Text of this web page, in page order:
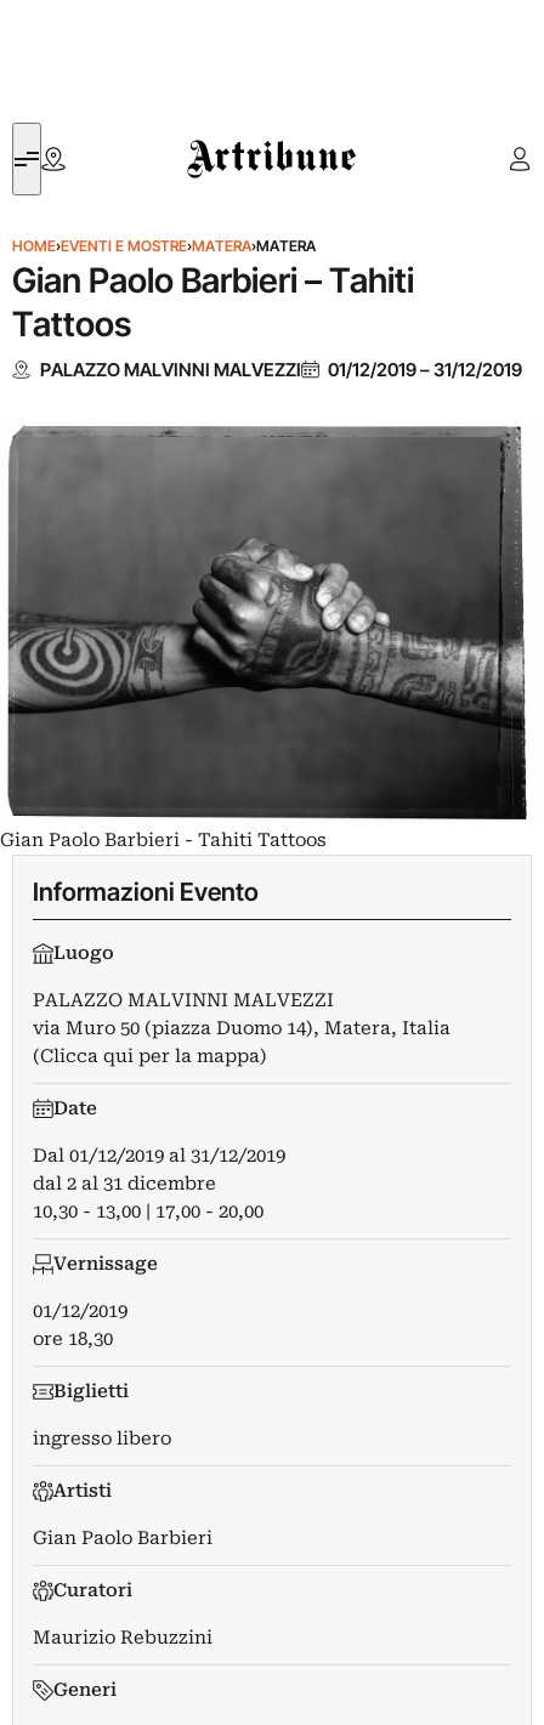
Artribune
HOME›EVENTI E MOSTRE›MATERA›MATERA
Gian Paolo Barbieri – Tahiti
Tattoos
PALAZZO MALVINNI MALVEZZI 01/12/2019–31/12/2019
Gian Paolo Barbieri - Tahiti Tattoos
Informazioni Evento
Luogo
PALAZZO MALVINNI MALVEZZI
via Muro 50 (piazza Duomo 14), Matera, Italia
(Clicca qui per la mappa)
Date
Dal 01/12/2019 al 31/12/2019
dal 2 al 31 dicembre
10,30 - 13,00 | 17,00 - 20,00
Vernissage
01/12/2019
ore 18,30
Biglietti
ingresso libero
Artisti
Gian Paolo Barbieri
Curatori
Maurizio Rebuzzini
Generi